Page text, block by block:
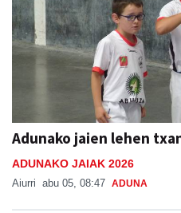
Adunako jaien lehen
ADUNAKO JAIAK 2026
Aiurri abu 05, 08:47 ADUNA